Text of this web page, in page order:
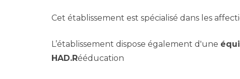
Cet établissement est spécialisé dans les
L’établissement dispose également d'une
HAD.Rééducation